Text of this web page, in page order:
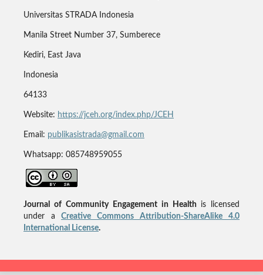
Universitas STRADA Indonesia
Manila Street Number 37, Sumberece
Kediri, East Java
Indonesia
64133
Website: https://jceh.org/index.php/JCEH
Email: publikasistrada@gmail.com
Whatsapp: 085748959055
Journal of Community Engagement in Health is licensed
under a
Creative Commons Attribution-ShareAlike 4.0
International License.